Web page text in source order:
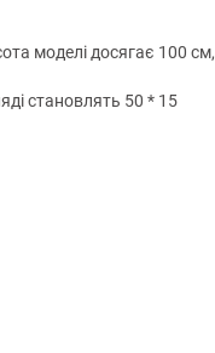
моделі досягає 100 см,
становлять 50 * 15